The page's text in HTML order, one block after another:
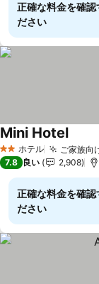
正確な料金を確認
ださい
2 ホテルのランク
ホテル ご家族向
Mini Hotel
7.8 良い 2,908
正確な料金を確認
ださい